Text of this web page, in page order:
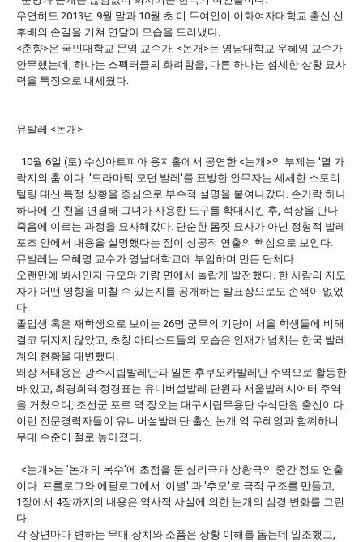
우연히도 2013년 9월 말과 10월 초 이 두여인이 이화여자대학교 출신 선
후배의 손길을 거쳐 연달아 모습을 드러냈다.
<춘향>은 국민대학교 문영 교수가, <논개>는 영남대학교 우혜영 교수가
안무했는데, 하나는 스펙터클의 화려함을, 다른 하나는 섬세한 상황 묘사
력을 특징으로 내세웠다.
뮤발레 <논개>
10월 6일 (토) 수성아트피아 용지홀에서 공연한 <논개>의 부제는 '열 가
락지의 춤'이다. '드라마틱 모던 발레'를 표방한 안무자는 세세한 스토리
텔링 대신 특정 상황을 중심으로 부수적 설명을 붙여나갔다. 손가락 하나
하나에 긴 천을 연결해 그녀가 사용한 도구를 확대시킨 후, 적장을 만나
죽음에 이르는 과정을 묘사해갔다. 단순한 몸짓 묘사가 아닌 정형적 발레
포즈 안에서 내용을 설명했다는 점이 성공적 연출의 핵심으로 보인다.
뮤발레는 우혜영 교수가 영남대학교에 부임하며 만든 단체다.
오랜만에 봐서인지 규모와 기량 면에서 놀랍게 발전했다. 한 사람의 지도
자가 어떤 영향을 미칠 수 있는지를 공개하는 발표장으로도 손색이 없었
다.
졸업생 혹은 재학생으로 보이는 26명 군무의 기량이 서울 학생들에 비해
결코 뒤지지 않았고, 초청 아티스트들의 모습은 인재가 넘치는 한국 발레
계의 현황을 대변했다.
왜장 서태용은 광주시립발레단과 일본 후쿠오카발레단 주역으로 활동한
바 있고, 최경회역 정경표는 유니버설발레 단원과 서울발레시어터 주역
을 거쳤으며, 조선군 포로 역 장오는 대구시립무용단 수석단원 출신이다.
이런 전문경력자들이 유니버설발레단 출신 논개 역 우혜영과 함꼐하니
무대 수준이 절로 높아졌다.
<논개>는 '논개의 복수'에 초점을 둔 심리극과 상황극의 중간 정도 연출
이다. 프롤로그와 에필로그에서 '이별' 과 '추모'로 극적 구조를 만들고,
1장에서 4장까지의 내용은 역사적 사실에 의한 논개의 심경 변화를 그린
다.
각 장면마다 변하는 무대 장치와 소품은 상황 이해를 돕는데 일조했고,